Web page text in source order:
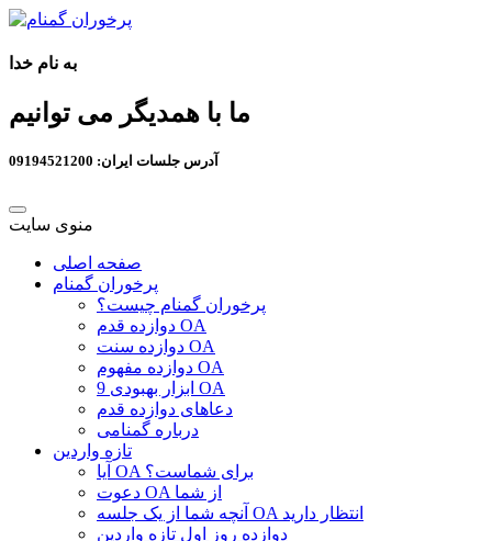
به نام خدا
ما با همدیگر می توانیم
آدرس جلسات ایران: 09194521200
منوی سایت
صفحه اصلی
پرخوران گمنام
پرخوران گمنام چیست؟
دوازده قدم OA
دوازده سنت OA
دوازده مفهوم OA
9 ابزار بهبودی OA
دعاهای دوازده قدم
درباره گمنامی
تازه واردین
آیا OA برای شماست؟
دعوت OA از شما
آنچه شما از یک جلسه OA انتظار دارید
دوازده روز اول تازه واردین